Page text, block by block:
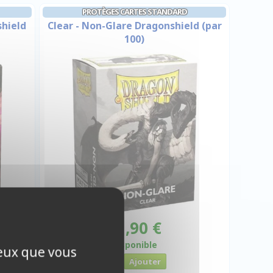
PROTÈGES CARTES STANDARD
Clear - Non-Glare Dragonshield (par
100)
11,90 €
Disponible
que vous